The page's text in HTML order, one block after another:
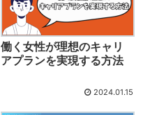
働く女性が理想のキャリ
アプランを実現する方法
2024.01.15